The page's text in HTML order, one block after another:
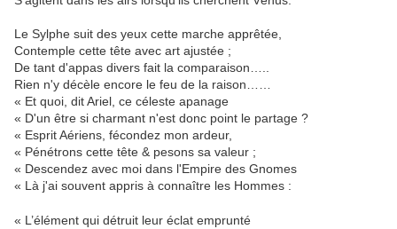
Le Sylphe suit des yeux cette marche apprêtée,
Contemple cette tête avec art ajustée ;
De tant d'appas divers fait la comparaison…..
Rien n'y décèle encore le feu de la raison……
« Et quoi, dit Ariel, ce céleste apanage
« D'un être si charmant n'est donc point le partage ?
« Esprit Aériens, fécondez mon ardeur,
« Pénétrons cette tête & pesons sa valeur ;
« Descendez avec moi dans l'Empire des Gnomes
« Là j'ai souvent appris à connaître les Hommes :
« L’élément qui détruit leur éclat emprunté